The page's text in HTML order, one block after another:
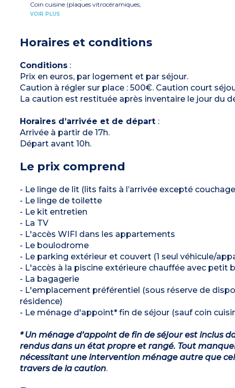
WC séparés (pour la plupart)
Balcon ou terrasse
3 appartements PMR
Coin cuisine (plaques vitrocéramiques,
réfrigérateur, micro ondes combiné grill, lave-
Chambre avec 2 lits simples (80)
Salle de bain (avec baignoire) + WC
Balcon ou terrasse
VOIR PLUS
Horaires et conditions
Conditions:
Prix en euros, par logement et par séjour.
Caution à régler sur place : 500€. Caution court
La caution est restituée après inventaire le jour du
Horaires d’arrivée et de départ :
Arrivée à partir de 17h.
Départ avant 10h.
Le prix comprend
- Le linge de lit (lits faits à l’arrivée excepté
- Le linge de toilette
- Le kit entretien
- La TV
- L'accès WIFI dans les appartements
- Le boulodrome
- Le parking extérieur et couvert (1 seul véhicule/
- L'accès à la piscine extérieure chauffée avec petit
- La bagagerie
- L'emplacement préférentiel (sous réserve de
résidence)
- Le ménage d'appoint* fin de séjour (sauf coin
* Un ménage d’appoint de fin de séjour est inclus
rendus dans un état propre et rangé. Tout
nécessitant une intervention ménage autre que
travers de la caution.